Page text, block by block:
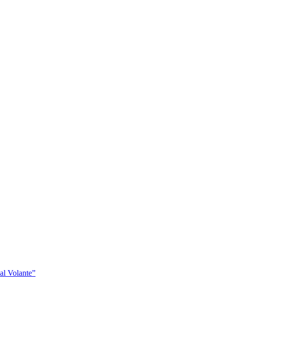
Volante”